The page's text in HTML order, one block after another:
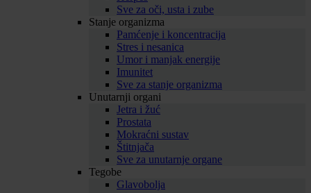
Sve za oči, usta i zube
Stanje organizma
Pamćenje i koncentracija
Stres i nesanica
Umor i manjak energije
Imunitet
Sve za stanje organizma
Unutarnji organi
Jetra i žuć
Prostata
Mokraćni sustav
Štitnjača
Sve za unutarnje organe
Tegobe
Glavobolja